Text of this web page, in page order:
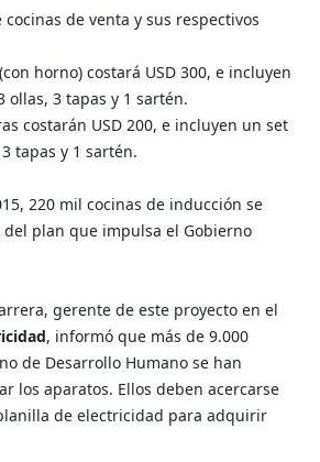
cocinas de venta y sus respectivos
horno) costará USD 300, e incluyen
ollas, 3 tapas y 1 sartén.
costarán USD 200, e incluyen un set
tapas y 1 sartén.
220 mil cocinas de inducción se
plan que impulsa el Gobierno
gerente de este proyecto en el
, informó que más de 9.000
de Desarrollo Humano se han
los aparatos. Ellos deben acercarse
de electricidad para adquirir